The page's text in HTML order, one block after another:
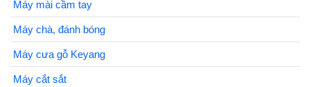
Máy mài cầm tay
Máy chà, đánh bóng
Máy cưa gỗ Keyang
Máy cắt sắt